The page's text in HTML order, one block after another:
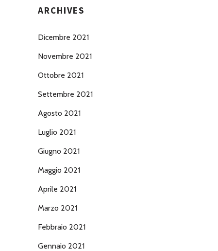
ARCHIVES
Dicembre 2021
Novembre 2021
Ottobre 2021
Settembre 2021
Agosto 2021
Luglio 2021
Giugno 2021
Maggio 2021
Aprile 2021
Marzo 2021
Febbraio 2021
Gennaio 2021